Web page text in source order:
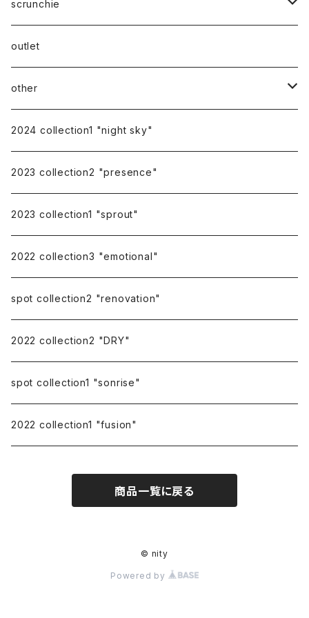
14kgf
mom
scrunchie
silk
outlet
other
gift
earring cover
pierce catch
repairing
2024 collection1 "night sky"
2023 collection2 "presence"
2023 collection1 "sprout"
2022 collection3 "emotional"
spot collection2 "renovation"
2022 collection2 "DRY"
spot collection1 "sonrise"
2022 collection1 "fusion"
商品一覧に戻る
© nity
Powered by